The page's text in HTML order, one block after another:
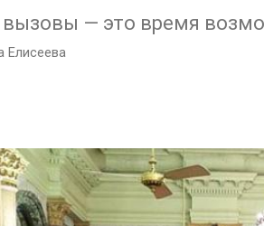
— это время
Елисеева